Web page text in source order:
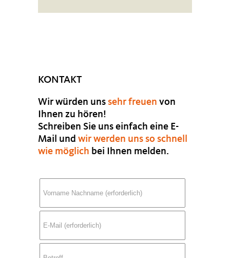
KONTAKT
Wir würden uns sehr freuen von
Ihnen zu hören!
Schreiben Sie uns einfach eine E-
Mail und wir werden uns so schnell
wie möglich bei Ihnen melden.